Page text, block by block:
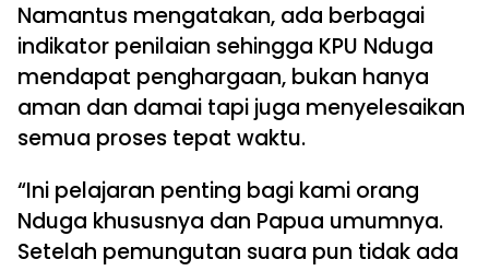
Namantus mengatakan, ada berbagai
indikator penilaian sehingga KPU Nduga
mendapat penghargaan, bukan hanya
aman dan damai tapi juga menyelesaikan
semua proses tepat waktu.
“Ini pelajaran penting bagi kami orang
Nduga khususnya dan Papua umumnya.
Setelah pemungutan suara pun tidak ada